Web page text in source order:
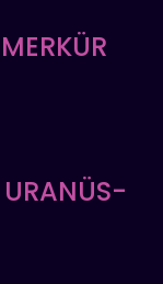
URANÜS-